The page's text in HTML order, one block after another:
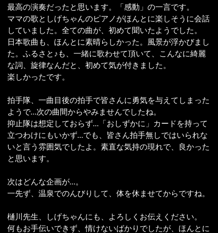
最高の演奏だったと思います。「感動」の一言です。
ママの歌としげちゃんのピアノがほんとに楽しそうに会話
していました。全ての曲が、初めて聞いたようでした。
日本歌曲も、ほんとに素晴らしかった。風景が浮かびまし
た。ふるさと♪も、一緒に歌わせて頂いて、こんなに綺麗
な詞、旋律なんだと、初めて気が付きました。
楽しかったです。
拍手隊、一曲目後の拍手で皆さんに勇気を与えてしまった
ようで…次の曲間からやみませんでしたね。
抑止隊は想定しておらず…「おしずかに」カードを持って
立つわけにもいかず…でも、皆さん拍手無しではいられな
いと言う雰囲気でしたよ。素直な気持の現れで、良かった
と思います。
次はどんな企画が…。
一先ず、温泉でのんびりして、体を休ませてからですね。
樋川先生、しげちゃんにも、よろしくお伝えください。
何もお手伝いできず、情けないばかりでしたが、ほんとに